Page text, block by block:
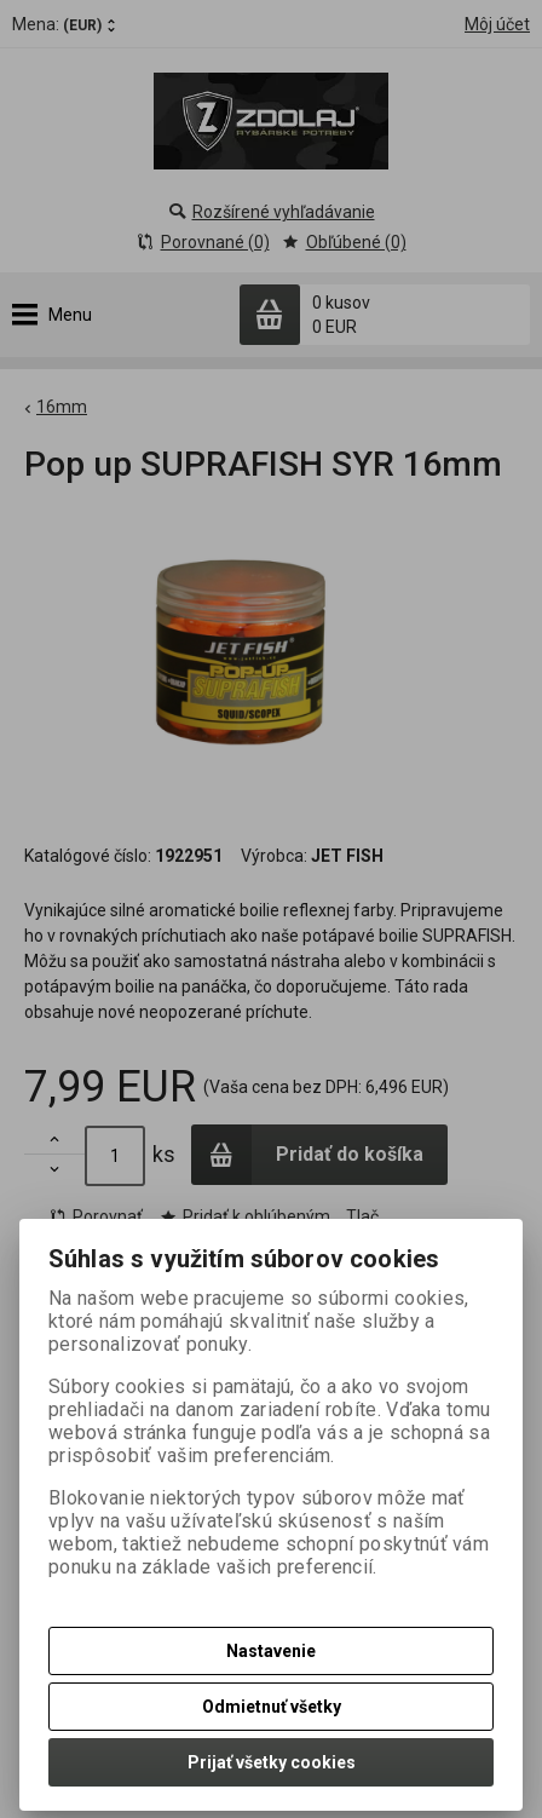
Mena: (EUR) Môj účet
Menu
0 kusov
0 EUR
Rozšírené vyhľadávanie
Porovnané (0)
Obľúbené (0)
16mm
Pop up SUPRAFISH SYR 16mm
Katalógové číslo: 1922951 Výrobca: JET FISH
Vynikajúce silné aromatické boilie reflexnej farby. Pripravujeme
ho v rovnakých príchutiach ako naše potápavé boilie SUPRAFISH.
Môžu sa použiť ako samostatná nástraha alebo v kombinácii s
potápavým boilie na panáčka, čo doporučujeme. Táto rada
obsahuje nové neopozerané príchute.
7,99 EUR (Vaša cena bez DPH: 6,496 EUR)


ks Pridať do košíka
Porovnať Pridať k oblúbeným Tlač
Termín dodania (dni):7 Hmotnosť balenia: 0,06 kg
Počet v balení:1 ks
Otázka na výrobok
Váš email *
Súhlas s využitím súborov cookies
Na našom webe pracujeme so súbormi cookies,
ktoré nám pomáhajú skvalitniť naše služby a
personalizovať ponuky.
Súbory cookies si pamätajú, čo a ako vo svojom
prehliadači na danom zariadení robíte. Vďaka tomu
webová stránka funguje podľa vás a je schopná sa
prispôsobiť vašim preferenciám.
Blokovanie niektorých typov súborov môže mať
vplyv na vašu užívateľskú skúsenosť s naším
webom, taktiež nebudeme schopní poskytnúť vám
ponuku na základe vašich preferencií.
Nastavenie
Odmietnuť všetky
Prijať všetky cookies